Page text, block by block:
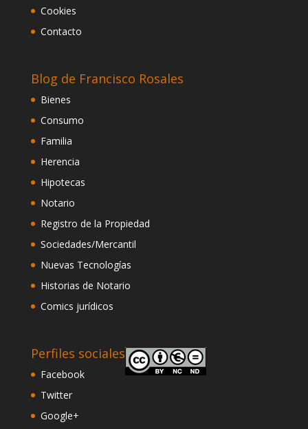
Cookies
Contacto
Blog de Francisco Rosales
Bienes
Consumo
Familia
Herencia
Hipotecas
Notario
Registro de la Propiedad
Sociedades/Mercantil
Nuevas Tecnologías
Historias de Notario
Comics jurídicos
Perfiles sociales
Facebook
Twitter
Google+